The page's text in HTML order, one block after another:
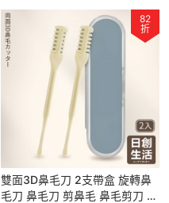
82
折
雙面3D鼻毛刀 2支帶盒 旋轉鼻
毛刀 鼻毛刀 剪鼻毛 鼻毛剪刀 鼻